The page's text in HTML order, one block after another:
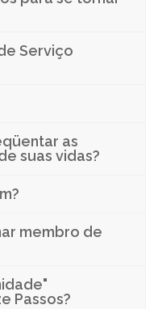
Serviço
as
suas vidas?
membro de
Passos?